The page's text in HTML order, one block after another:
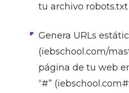
tu archivo robots.txt
Genera URLs
(iebschool.com/
página de tu web
“#”